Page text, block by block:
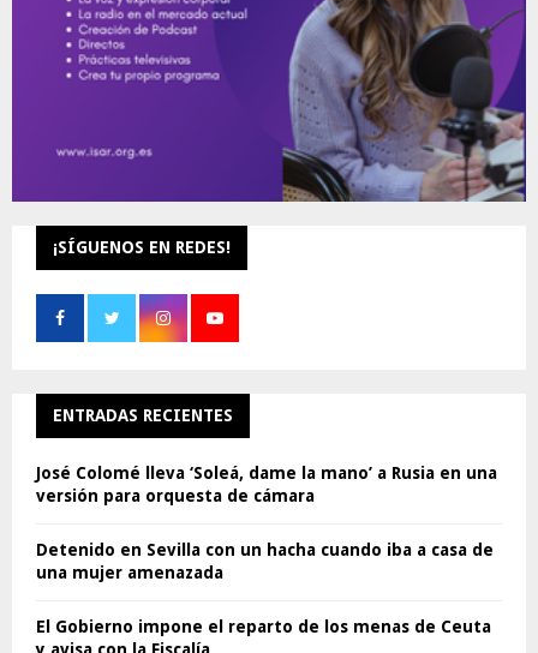
¡SÍGUENOS EN REDES!
ENTRADAS RECIENTES
José Colomé lleva ‘Soleá, dame la mano’ a Rusia en una
versión para orquesta de cámara
Detenido en Sevilla con un hacha cuando iba a casa de
una mujer amenazada
El Gobierno impone el reparto de los menas de Ceuta